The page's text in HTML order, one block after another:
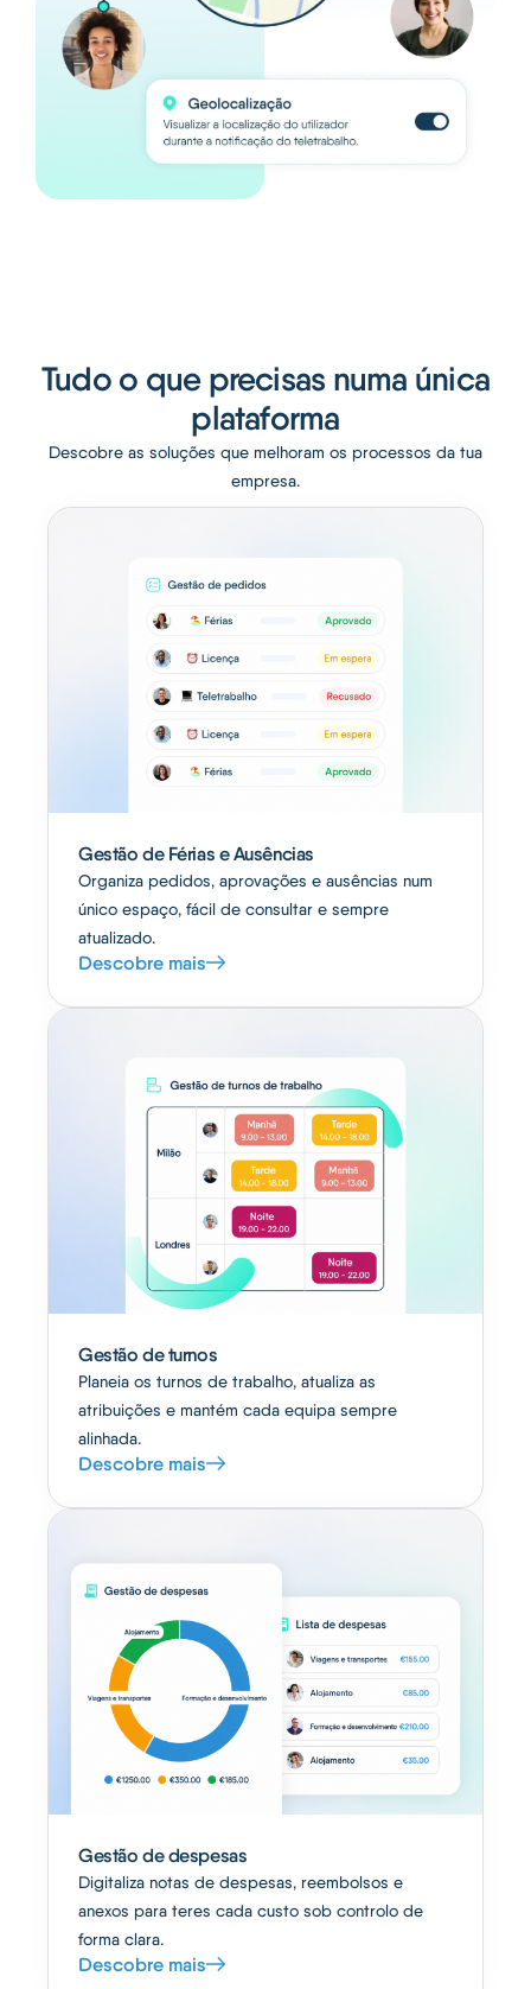
Tudo o que precisas numa única
plataforma
Descobre as soluções que melhoram os processos da tua
empresa.
Gestão de Férias e Ausências
Organiza pedidos, aprovações e ausências num
único espaço, fácil de consultar e sempre
atualizado.
Descobre mais
Gestão de turnos
Planeia os turnos de trabalho, atualiza as
atribuições e mantém cada equipa sempre
alinhada.
Descobre mais
Gestão de despesas
Digitaliza notas de despesas, reembolsos e
anexos para teres cada custo sob controlo de
forma clara.
Descobre mais